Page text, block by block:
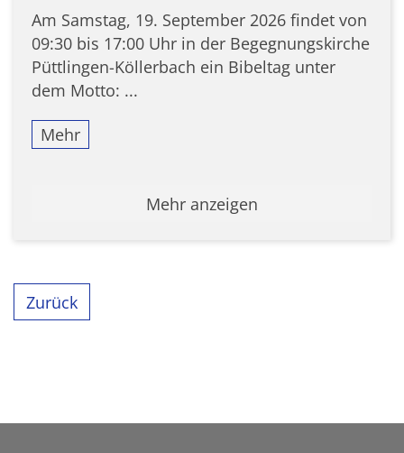
Am Samstag, 19. September 2026 findet von
09:30 bis 17:00 Uhr in der Begegnungskirche
Püttlingen-Köllerbach ein Bibeltag unter
dem Motto: ...
Mehr
Mehr anzeigen
Zurück